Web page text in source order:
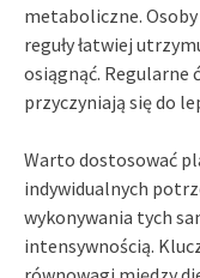
metaboliczne.
reguły łatwiej
osiągnąć. Regularne
przyczyniają się do
Warto dostosować
indywidualnych
wykonywania tych
intensywnością.